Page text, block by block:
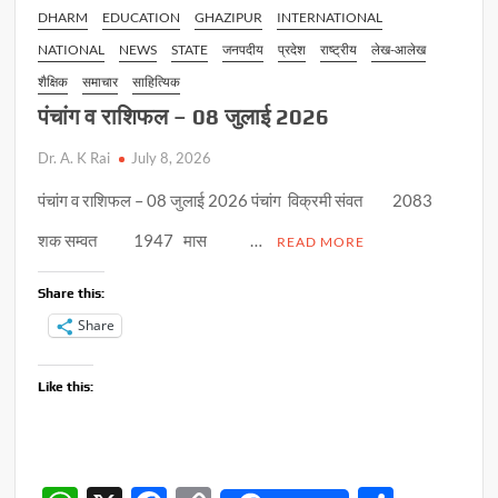
DHARM EDUCATION GHAZIPUR
INTERNATIONAL
NATIONAL
NEWS STATE जनपदीय प्रदेश राष्ट्रीय
लेख-आलेख
शैक्षिक
समाचार साहित्यिक
पंचांग व राशिफल – 08 जुलाई 2026
Dr. A. K Rai July 8, 2026
पंचांग व राशिफल – 08 जुलाई 2026 पंचांग विक्रमी संवत 2083
शक सम्वत 1947 मास …
READ MORE
Share this:
Share
Like this: